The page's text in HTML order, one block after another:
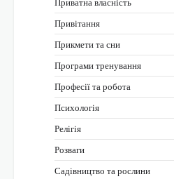
Привітання
Прикмети та сни
Програми тренування
Професії та робота
Психологія
Релігія
Розваги
Садівництво та рослини